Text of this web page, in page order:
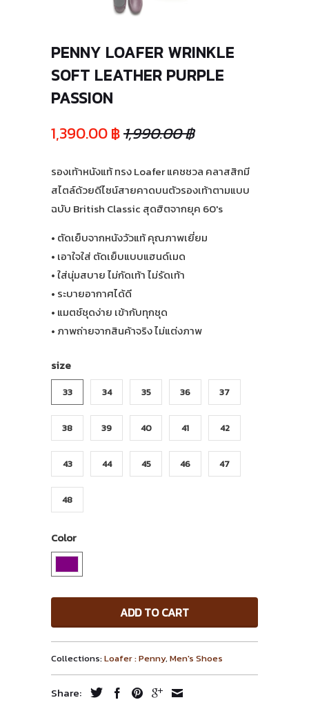
PENNY LOAFER WRINKLE
SOFT LEATHER PURPLE
PASSION
1,390.00 ฿1,990.00 ฿
รองเท้าหนังแท้ ทรง Loafer แคชชวล คลาสสิกมี
สไตล์ด้วยดีไซน์สายคาดบนตัวรองเท้าตามแบบ
ฉบับ British Classic สุดฮิตจากยุค 60's
• ตัดเย็บจากหนังวัวแท้ คุณภาพเยี่ยม
• เอาใจใส่ ตัดเย็บแบบแฮนด์เมด
• ใส่นุ่มสบาย ไม่กัดเท้า ไม่รัดเท้า
• ระบายอากาศได้ดี
• แมตช์ชุดง่าย เข้ากับทุกชุด
• ภาพถ่ายจากสินค้าจริง ไม่แต่งภาพ
size
33 34 35 36 37
38 39 40 41 42
43 44 45 46 47
48
Color
ADD TO CART
Collections:Loafer : Penny, Men's Shoes
Share: